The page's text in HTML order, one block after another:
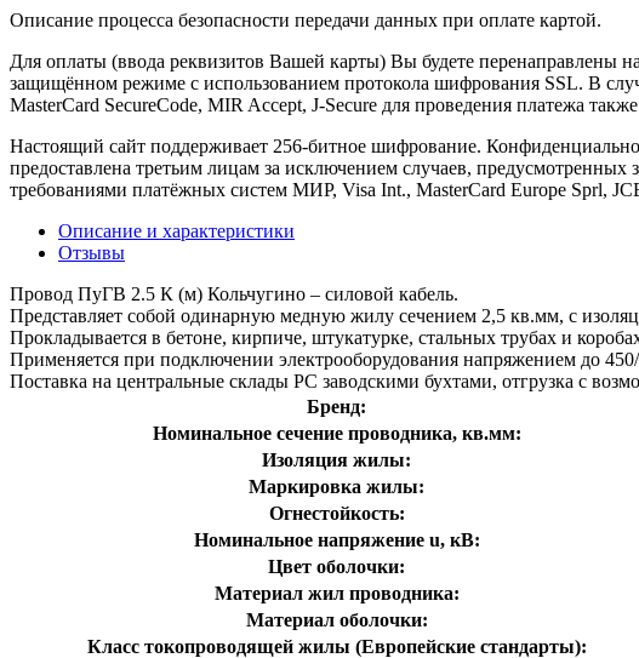
Описание процесса безопасности передачи данных при оплате картой.
Для оплаты (ввода реквизитов Вашей карты) Вы будете
защищённом режиме с использованием протокола шифрования SSL. В
MasterCard SecureCode, MIR Accept, J-Secure для проведения платежа
Настоящий сайт поддерживает 256-битное шифрование.
предоставлена третьим лицам за исключением случаев,
требованиями платёжных систем МИР, Visa Int., MasterCard Europe Sprl,
Описание и характеристики
Отзывы
Провод ПуГВ 2.5 К (м) Кольчугино – силовой кабель.
Представляет собой одинарную медную жилу сечением 2,5 кв.мм, с
Прокладывается в бетоне, кирпиче, штукатурке, стальных трубах и
Применяется при подключении электрооборудования напряжением до
Поставка на центральные склады РС заводскими бухтами, отгрузка с
Бренд:
Номинальное сечение проводника, кв.мм:
Изоляция жилы:
Маркировка жилы:
Огнестойкость:
Номинальное напряжение u, кВ:
Цвет оболочки:
Материал жил проводника:
Материал оболочки:
Класс токопроводящей жилы (Европейские стандарты):